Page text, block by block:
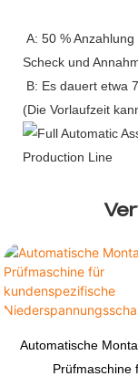
A: 50 %
Scheck und
B: Es dauert etwa
(Die Vorlaufzeit
Automatische
Prüfmaschine